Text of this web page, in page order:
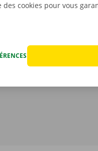
des cookies pour vous